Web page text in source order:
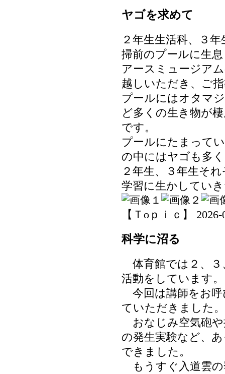
ヤゴを求めて
２年生生活科、３
掃前のプールに生
アースミュージア
越しいただき、ご
プールにはオタマ
ど多くの生き物が
です。
プールにたまって
の中にはヤゴも多
２年生、３年生そ
学習に生かしてい
【Ｔoｐｉｃ】
科学に沼る
体育館では２、３
活動をしています。
今回は講師をお呼
ていただきました。
おなじみ空気砲や
の発生実験など、
できました。
もうすぐ入道雲の